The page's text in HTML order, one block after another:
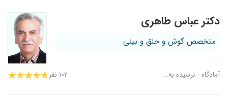
دکتر عباس طاهری
متخصص گوش و حلق و بینی
آمادگاه - نرسیده به... ۱۰۲ نفر